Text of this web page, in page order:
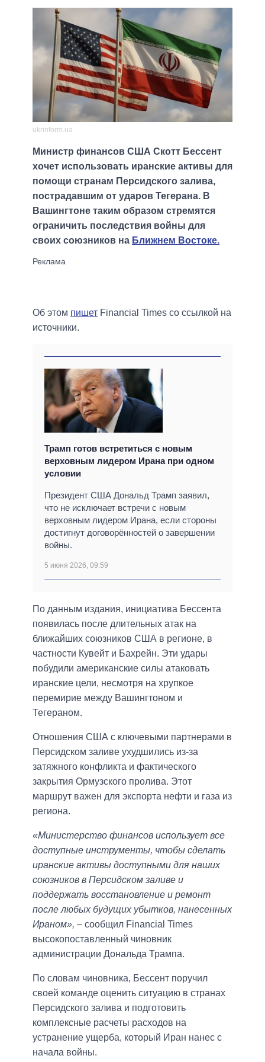
ukrinform.ua
Министр финансов США Скотт Бессент
хочет использовать иранские активы для
помощи странам Персидского залива,
пострадавшим от ударов Тегерана. В
Вашингтоне таким образом стремятся
ограничить последствия войны для
своих союзников на Ближнем Востоке.
Об этом пишет Financial Times со ссылкой на
источники.
Трамп готов встретиться с новым
верховным лидером Ирана при одном
условии
Президент США Дональд Трамп заявил,
что не исключает встречи с новым
верховным лидером Ирана, если стороны
достигнут договорённостей о завершении
войны.
5 июня 2026, 09:59
По данным издания, инициатива Бессента
появилась после длительных атак на
ближайших союзников США в регионе, в
частности Кувейт и Бахрейн. Эти удары
побудили американские силы атаковать
иранские цели, несмотря на хрупкое
перемирие между Вашингтоном и
Тегераном.
Отношения США с ключевыми партнерами в
Персидском заливе ухудшились из-за
затяжного конфликта и фактического
закрытия Ормузского пролива. Этот
маршрут важен для экспорта нефти и газа из
региона.
«Министерство финансов использует все
доступные инструменты, чтобы сделать
иранские активы доступными для наших
союзников в Персидском заливе и
поддержать восстановление и ремонт
после любых будущих убытков, нанесенных
Ираном», – сообщил Financial Times
высокопоставленный чиновник
администрации Дональда Трампа.
По словам чиновника, Бессент поручил
своей команде оценить ситуацию в странах
Персидского залива и подготовить
комплексные расчеты расходов на
устранение ущерба, который Иран нанес с
начала войны.